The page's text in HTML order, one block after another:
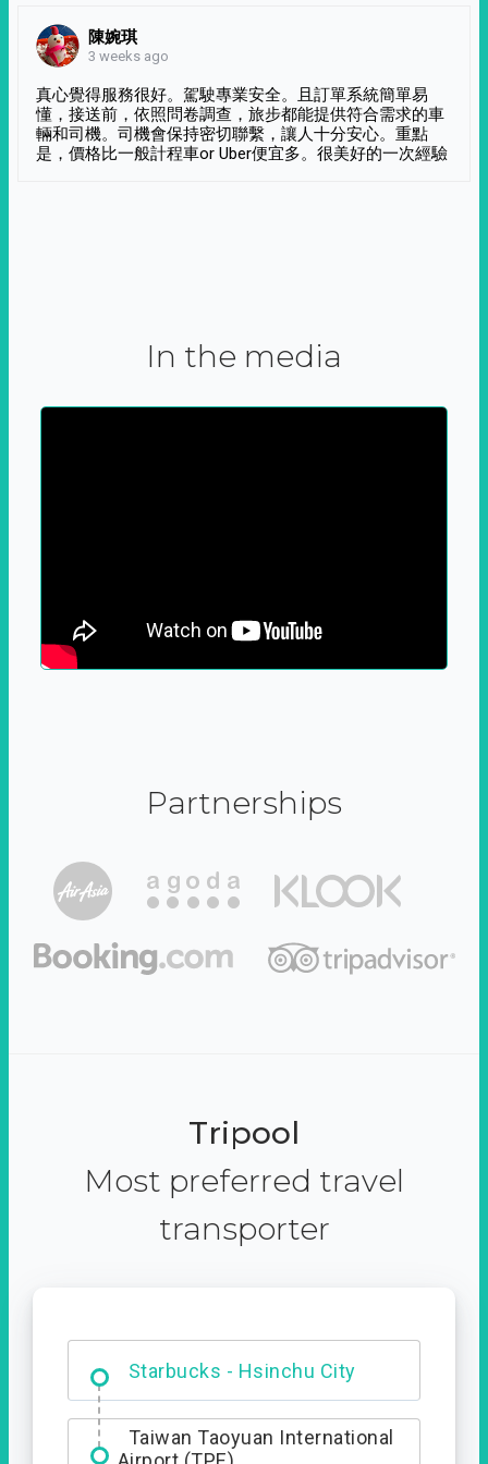
陳婉琪
3 weeks ago
真心覺得服務很好。駕駛專業安全。且訂單系統簡單易
懂，接送前，依照問卷調查，旅步都能提供符合需求的車
輛和司機。司機會保持密切聯繫，讓人十分安心。重點
是，價格比一般計程車or Uber便宜多。很美好的一次經驗
In the media
Partnerships
Tripool
Most preferred travel
transporter
Starbucks - Hsinchu City
Entrance
Taiwan Taoyuan International